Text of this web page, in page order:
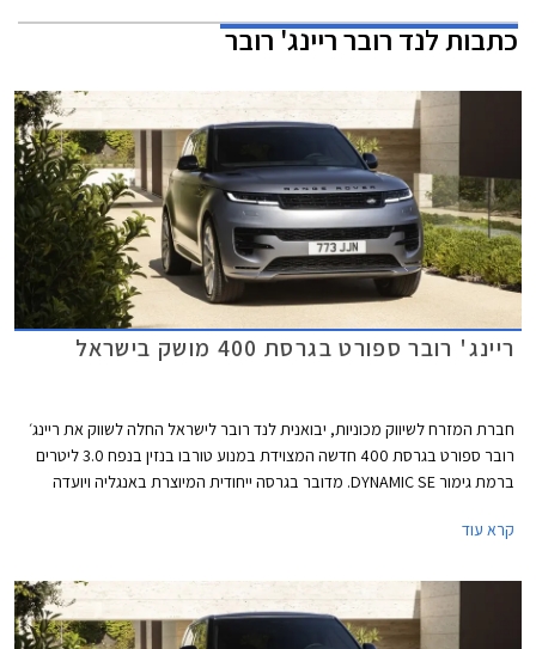
כתבותלנד רובר ריינג' רובר
ריינג' רובר ספורט בגרסת 400 מושק בישראל
חברת המזרח לשיווק מכוניות, יבואנית לנד רובר לישראל החלה לשווק את ריינג׳
רובר ספורט בגרסת 400 חדשה המצוידת במנוע טורבו בנזין בנפח 3.0 ליטרים
ברמת גימור DYNAMIC SE. מדובר בגרסה ייחודית המיוצרת באנגליה ויועדה
והעדכונים הנדרשים לתקן האירופאי - אלומת אור סימטרית, תחנות רדיו זוגיות,
קרא עוד